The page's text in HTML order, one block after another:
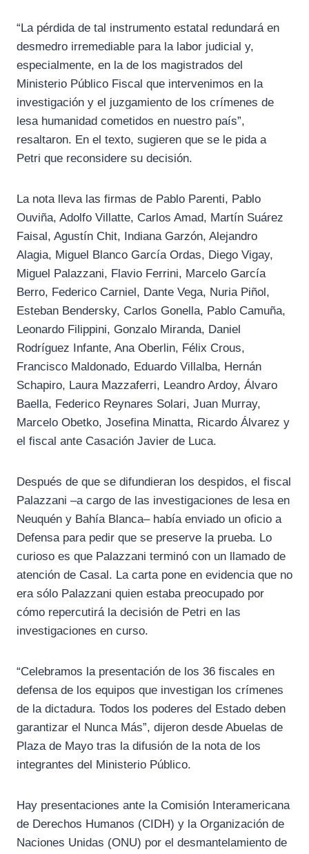
“La pérdida de tal instrumento estatal redundará en
desmedro irremediable para la labor judicial y,
especialmente, en la de los magistrados del
Ministerio Público Fiscal que intervenimos en la
investigación y el juzgamiento de los crímenes de
lesa humanidad cometidos en nuestro país”,
resaltaron. En el texto, sugieren que se le pida a
Petri que reconsidere su decisión.
La nota lleva las firmas de Pablo Parenti, Pablo
Ouviña, Adolfo Villatte, Carlos Amad, Martín Suárez
Faisal, Agustín Chit, Indiana Garzón, Alejandro
Alagia, Miguel Blanco García Ordas, Diego Vigay,
Miguel Palazzani, Flavio Ferrini, Marcelo García
Berro, Federico Carniel, Dante Vega, Nuria Piñol,
Esteban Bendersky, Carlos Gonella, Pablo Camuña,
Leonardo Filippini, Gonzalo Miranda, Daniel
Rodríguez Infante, Ana Oberlin, Félix Crous,
Francisco Maldonado, Eduardo Villalba, Hernán
Schapiro, Laura Mazzaferri, Leandro Ardoy, Álvaro
Baella, Federico Reynares Solari, Juan Murray,
Marcelo Obetko, Josefina Minatta, Ricardo Álvarez y
el fiscal ante Casación Javier de Luca.
Después de que se difundieran los despidos, el fiscal
Palazzani –a cargo de las investigaciones de lesa en
Neuquén y Bahía Blanca– había enviado un oficio a
Defensa para pedir que se preserve la prueba. Lo
curioso es que Palazzani terminó con un llamado de
atención de Casal. La carta pone en evidencia que no
era sólo Palazzani quien estaba preocupado por
cómo repercutirá la decisión de Petri en las
investigaciones en curso.
“Celebramos la presentación de los 36 fiscales en
defensa de los equipos que investigan los crímenes
de la dictadura. Todos los poderes del Estado deben
garantizar el Nunca Más”, dijeron desde Abuelas de
Plaza de Mayo tras la difusión de la nota de los
integrantes del Ministerio Público.
Hay presentaciones ante la Comisión Interamericana
de Derechos Humanos (CIDH) y la Organización de
Naciones Unidas (ONU) por el desmantelamiento de